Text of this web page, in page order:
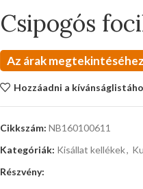
Csipogós
Az árak
Hozzáadni a
Cikkszám: NB160100611
Kategóriák: Kisállat kellékek,
Részvény: